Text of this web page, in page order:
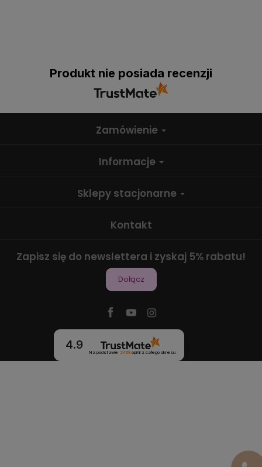
Produkt nie posiada recenzji
Zamówienie
Informacje
Sklepy stacjonarne
Kontakt
Zapisz się do newslettera i zyskaj 5% rabatu!
Dołącz
4.9
Na podstawie 2469opinii z całego okresu